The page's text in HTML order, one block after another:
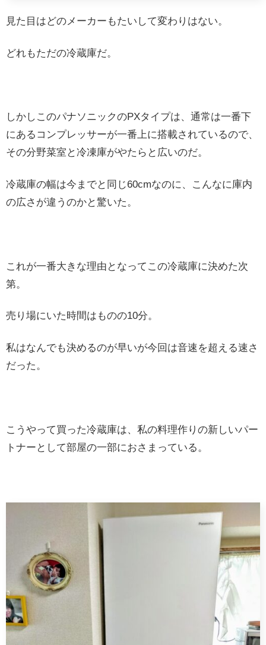
見た目はどのメーカーもたいして変わりはない。
どれもただの冷蔵庫だ。
しかしこのパナソニックのPXタイプは、通常は一番下
にあるコンプレッサーが一番上に搭載されているので、
その分野菜室と冷凍庫がやたらと広いのだ。
冷蔵庫の幅は今までと同じ60cmなのに、こんなに庫内
の広さが違うのかと驚いた。
これが一番大きな理由となってこの冷蔵庫に決めた次
第。
売り場にいた時間はものの10分。
私はなんでも決めるのが早いが今回は音速を超える速さ
だった。
こうやって買った冷蔵庫は、私の料理作りの新しいパー
トナーとして部屋の一部におさまっている。